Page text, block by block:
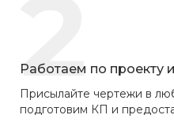
2
Работаем по проекту
Присылайте чертежи в
подготовим КП и